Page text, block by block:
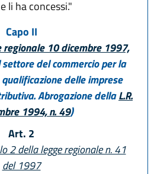
li ha concessi."
Capo II
regionale 10 dicembre 1997,
del commercio per la
delle imprese
Abrogazione dellaL.R.
1994, n. 49)
Art. 2
2 della legge regionale n. 41
del 1997